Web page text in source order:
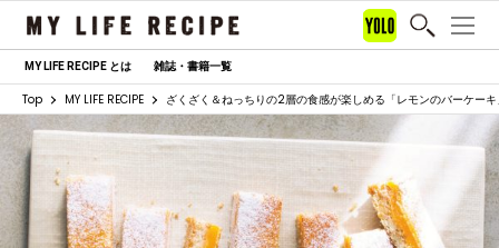
MY LIFE RECIPE とは 雑誌・書籍一覧
Top MY LIFE RECIPE ざくざく＆ねっちりの2層の食感が楽しめる「レモンのバーケー